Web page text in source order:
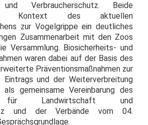
Verbraucherschutz. Beide
Kontext des aktuellen
zur Vogelgrippe ein deutliches
Zusammenarbeit mit den Zoos
Versammlung. Biosicherheits- und
waren dabei auf der Basis des
Präventionsmaßnahmen zur
Eintrags und der Weiterverbreitung
gemeinsame Vereinbarung des
für Landwirtschaft und
und der Verbände vom 04.